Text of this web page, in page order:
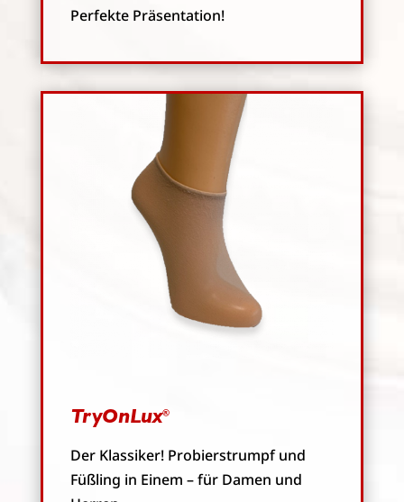
Perfekte Präsentation!
TryOnLux®
Der Klassiker! Probierstrumpf und
Füßling in Einem – für Damen und